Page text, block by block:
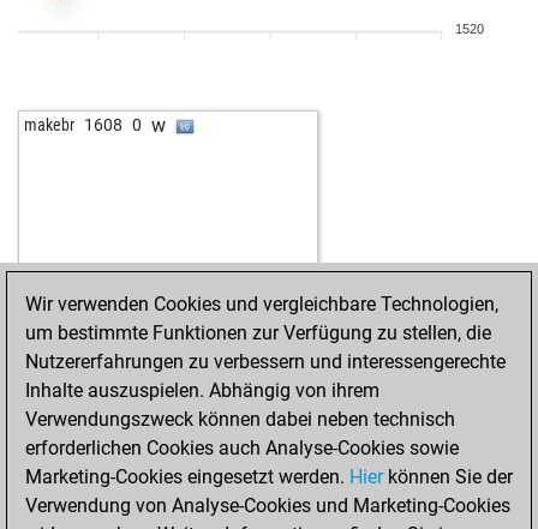
1520
makebr 1608 0 w
Wir verwenden Cookies und vergleichbare Technologien,
um bestimmte Funktionen zur Verfügung zu stellen, die
Nutzererfahrungen zu verbessern und interessengerechte
Inhalte auszuspielen. Abhängig von ihrem
Verwendungszweck können dabei neben technisch
erforderlichen Cookies auch Analyse-Cookies sowie
Marketing-Cookies eingesetzt werden. Hierkönnen Sie der
Verwendung von Analyse-Cookies und Marketing-Cookies